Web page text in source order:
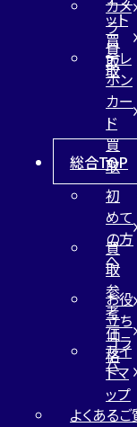
ット
買
取
カメ
ラ
買
取
テレ
ホン
カー
ド
買
取
総合TOP
初
めて
の方
へ
買
取
参
考
価
格
お役
立ち
コラ
ム
サイ
トマ
ップ
よくある